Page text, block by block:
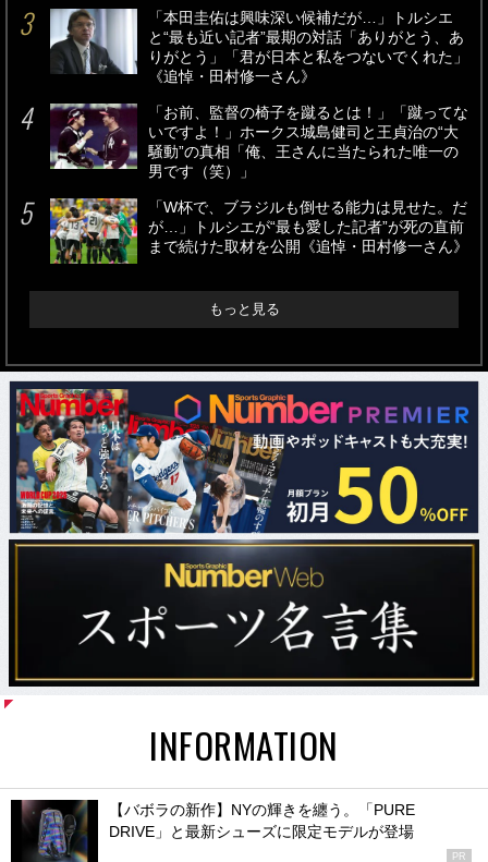
「本田圭佑は興味深い候補だが…」トルシエ
と“最も近い記者”最期の対話「ありがとう、あ
りがとう」「君が日本と私をつないでくれた」
《追悼・田村修一さん》
「お前、監督の椅子を蹴るとは！」「蹴ってな
いですよ！」ホークス城島健司と王貞治の“大
騒動”の真相「俺、王さんに当たられた唯一の
男です（笑）」
「W杯で、ブラジルも倒せる能力は見せた。だ
が…」トルシエが“最も愛した記者”が死の直前
まで続けた取材を公開《追悼・田村修一さん》
もっと見る
INFORMATION
【バボラの新作】NYの輝きを纏う。「PURE
DRIVE」と最新シューズに限定モデルが登場
PR